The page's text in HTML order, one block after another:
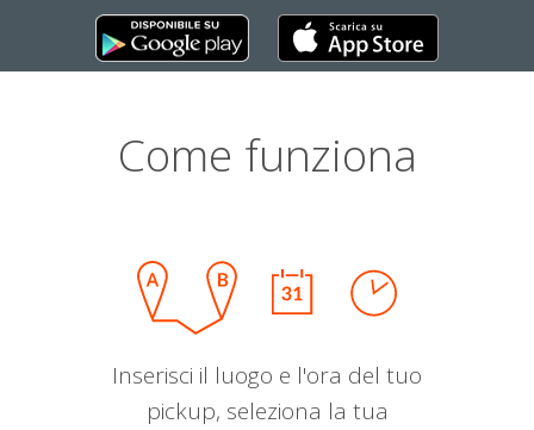
Come funziona
Inserisci il luogo e l'ora del tuo
pickup, seleziona la tua